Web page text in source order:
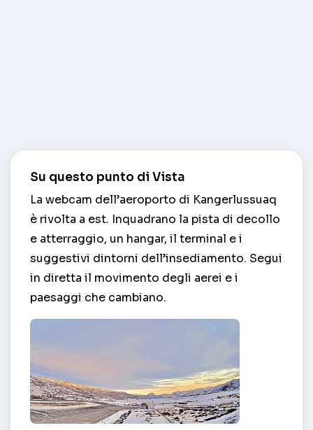
Su questo punto di Vista
La webcam dell’aeroporto di Kangerlussuaq
è rivolta a est. Inquadrano la pista di decollo
e atterraggio, un hangar, il terminal e i
suggestivi dintorni dell’insediamento. Segui
in diretta il movimento degli aerei e i
paesaggi che cambiano.